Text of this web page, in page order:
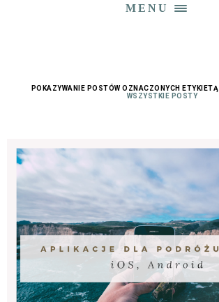
MENU
POKAZYWANIE POSTÓW OZNACZONYCH ETYKIETĄ
WSZYSTKIE POSTY